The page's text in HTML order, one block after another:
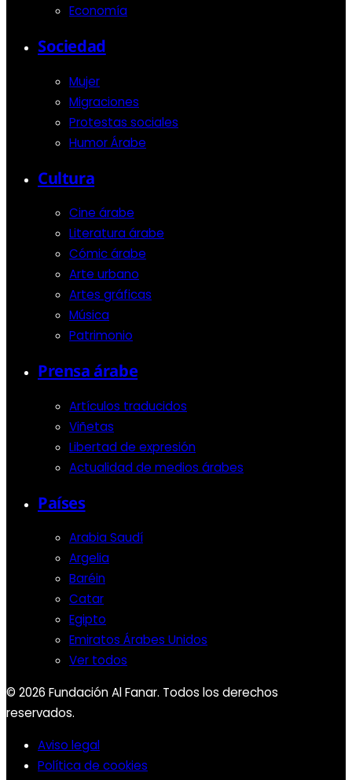
Economía
Sociedad
Mujer
Migraciones
Protestas sociales
Humor Árabe
Cultura
Cine árabe
Literatura árabe
Cómic árabe
Arte urbano
Artes gráficas
Música
Patrimonio
Prensa árabe
Artículos traducidos
Viñetas
Libertad de expresión
Actualidad de medios árabes
Países
Arabia Saudí
Argelia
Baréin
Catar
Egipto
Emiratos Árabes Unidos
Ver todos
© 2026 Fundación Al Fanar. Todos los derechos
reservados.
Aviso legal
Política de cookies